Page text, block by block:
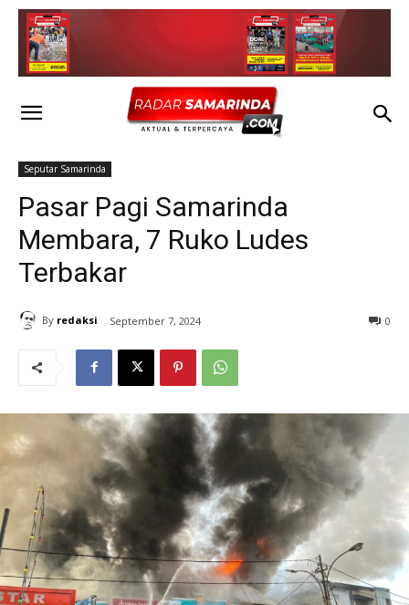
Seputar Samarinda
Pasar Pagi Samarinda
Membara, 7 Ruko Ludes
Terbakar
By redaksi September 7, 2024 0